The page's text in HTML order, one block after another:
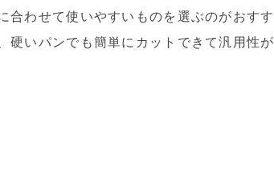
合わせて使いやすいものを選ぶのがおすす
硬いパンでも簡単にカットできて汎用性が